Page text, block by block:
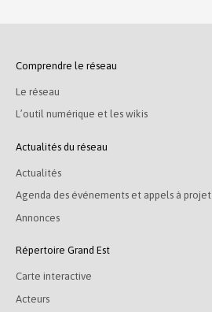
Comprendre le réseau
Le réseau
L’outil numérique et les wikis
Actualités du réseau
Actualités
Agenda des événements et appels à projet
Annonces
Répertoire Grand Est
Carte interactive
Acteurs